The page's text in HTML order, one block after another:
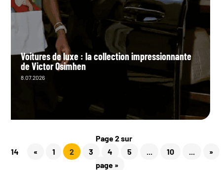
Voitures de luxe : la collection impressionnante
de Victor Osimhen
8.07.2026
Page 2 sur
14
« 1 2 3 4 5 ... 10 ...
»
page »